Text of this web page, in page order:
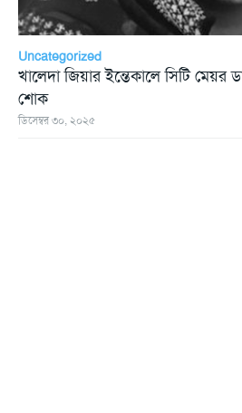
Uncategorized
খালেদা জিয়ার ইন্তেকালে সিটি মেয়র
শোক
ডিসেম্বর ৩০, ২০২৫